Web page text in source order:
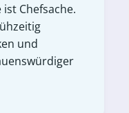
Chefsache.
und